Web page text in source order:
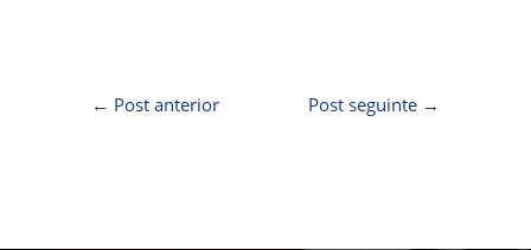
← Post anterior Post seguinte →